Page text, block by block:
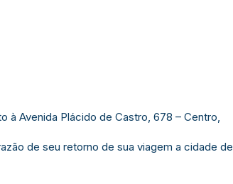
à Avenida Plácido de Castro, 678 – Centro,
de seu retorno de sua viagem a cidade de